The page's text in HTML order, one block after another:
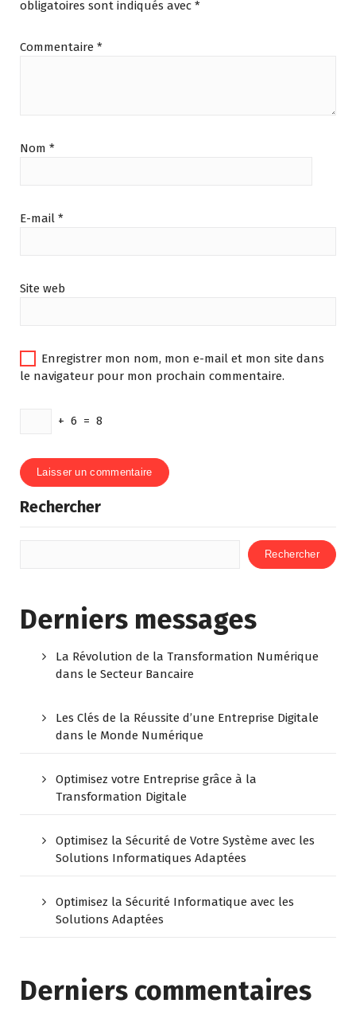
obligatoires sont indiqués avec *
Commentaire *
Nom *
E-mail *
Site web
Enregistrer mon nom, mon e-mail et mon site dans
le navigateur pour mon prochain commentaire.
+ 6 = 8
Rechercher
Rechercher
Derniers messages
La Révolution de la Transformation Numérique
dans le Secteur Bancaire
Les Clés de la Réussite d’une Entreprise Digitale
dans le Monde Numérique
Optimisez votre Entreprise grâce à la
Transformation Digitale
Optimisez la Sécurité de Votre Système avec les
Solutions Informatiques Adaptées
Optimisez la Sécurité Informatique avec les
Solutions Adaptées
Derniers commentaires